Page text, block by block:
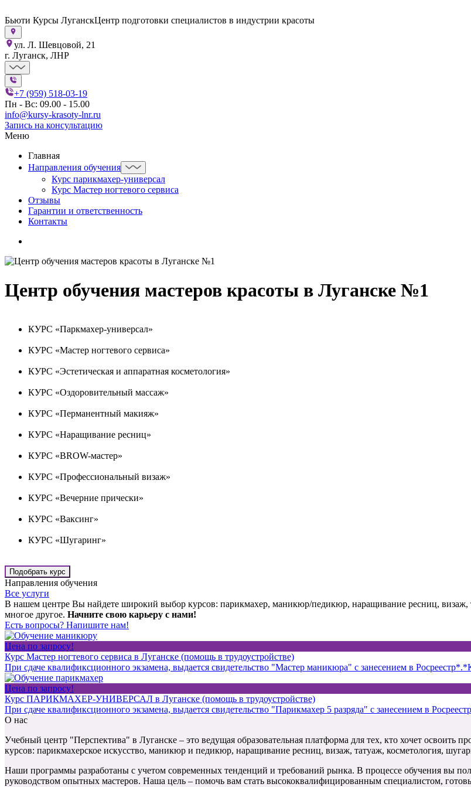
Бьюти Курсы ЛуганскЦентр подготовки специалистов в индустрии красоты
ул. Л. Шевцовой, 21
г. Луганск, ЛНР
+7 (959) 518-03-19
Пн - Вс: 09.00 - 15.00
info@kursy-krasoty-lnr.ru
Запись на консультацию
Меню
Главная
Направления обучения
Курс парикмахер-универсал
Курс Мастер ногтевого сервиса
Отзывы
Гарантии и ответственность
Контакты
Центр обучения мастеров красоты в Луганске №1
КУРС «Паркмахер-универсал»
КУРС «Мастер ногтевого сервиса»
КУРС «Эстетическая и аппаратная косметология»
КУРС «Оздоровительный массаж»
КУРС «Перманентный макияж»
КУРС «Наращивание ресниц»
КУРС «BROW-мастер»
КУРС «Профессиональный визаж»
КУРС «Вечерние прически»
КУРС «Ваксинг»
КУРС «Шугаринг»
Подобрать курс
Направления обучения
Все услуги
В нашем центре Вы найдете широкий выбор курсов: парикмахер, маникюр/педикюр, наращивание ресниц, визаж,
многое другое. Начните свою карьеру с нами!
Есть вопросы? Напишите нам!
Цена по запросу!
Курс Мастер ногтевого сервиса в Луганске (помощь в трудоустройстве)
При сдаче квалификсционного экзамена, выдается свидетельство "Мастер маникюра" с занесением в
Цена по запросу!
Курс ПАРИКМАХЕР-УНИВЕРСАЛ в Луганске (помощь в трудоустройстве)
При сдаче квалификсционного экзамена, выдается свидетельство "Парикмахер 5 разряда" с занесением в
О нас
Учебный центр "Перспектива" в Луганске – это ведущая образовательная платформа для тех, кто хочет
курсов: парикмахерское искусство, маникюр и педикюр, наращивание ресниц, визаж, татуаж, косметология,
Наши программы разработаны с учетом современных тенденций и требований рынка. В процессе обучения вы
руководством опытных мастеров. Наша цель – помочь вам стать высококвалифицированным специалистом,